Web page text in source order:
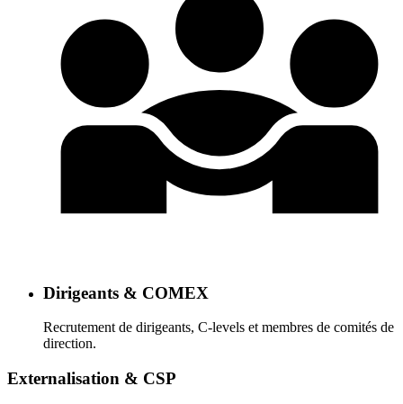
Dirigeants & COMEX
Recrutement de dirigeants, C-levels et membres de comités de
direction.
Externalisation & CSP